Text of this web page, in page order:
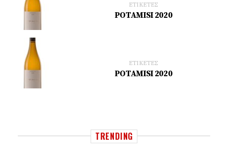
ΕΤΙΚΕΤΕΣ
POTAMISI 2020
ΕΤΙΚΕΤΕΣ
POTAMISI 2020
TRENDING